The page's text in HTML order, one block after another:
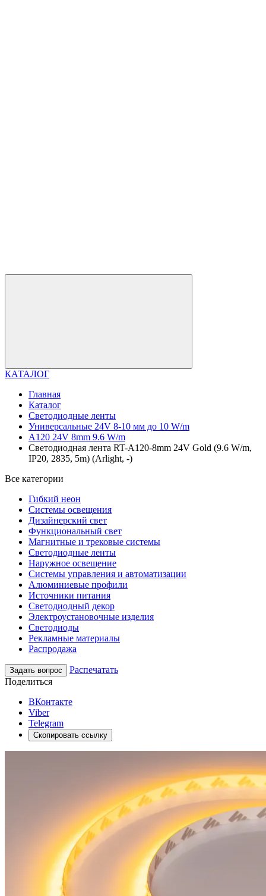
КАТАЛОГ
Главная
Каталог
Светодиодные ленты
Универсальные 24V 8-10 мм до 10 W/m
A120 24V 8mm 9.6 W/m
Светодиодная лента RT-A120-8mm 24V Gold (9.6 W/m,
IP20, 2835, 5m) (Arlight, -)
Все категории
Гибкий неон
Системы освещения
Дизайнерский свет
Функциональный свет
Магнитные и трековые системы
Светодиодные ленты
Наружное освещение
Системы управления и автоматизации
Алюминиевые профили
Источники питания
Светодиодный декор
Электроустановочные изделия
Светодиоды
Рекламные материалы
Распродажа
Задать вопрос
Распечатать
Поделиться
ВКонтакте
Viber
Telegram
Скопировать ссылку